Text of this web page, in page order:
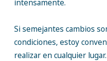
intensamente.
Si semejantes cambios
condiciones, estoy
realizar en cualquier lugar.